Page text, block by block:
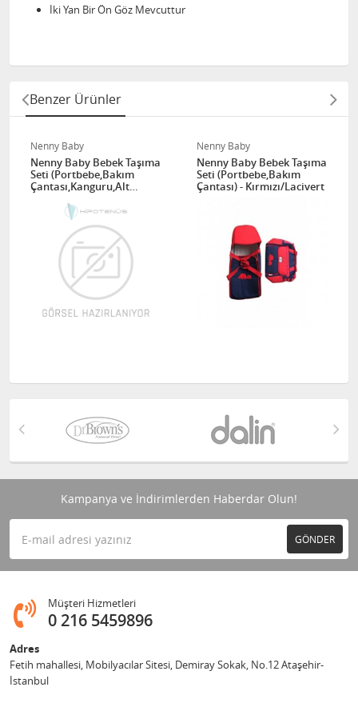
İki Yan Bir Ön Göz Mevcuttur
Benzer Ürünler
Nenny Baby
Nenny Baby Bebek Taşıma
Seti (Portbebe,Bakım
Çantası,Kanguru,Alt
Nenny Baby
Nenny Baby Bebek Taşıma
Seti (Portbebe,Bakım
Çantası) - Kırmızı/Lacivert
Kampanya ve İndirimlerden Haberdar Olun!
GÖNDER
Müşteri Hizmetleri
0 216 5459896
Adres
Fetih mahallesi, Mobilyacılar Sitesi, Demiray Sokak, No.12 Ataşehir-
İstanbul